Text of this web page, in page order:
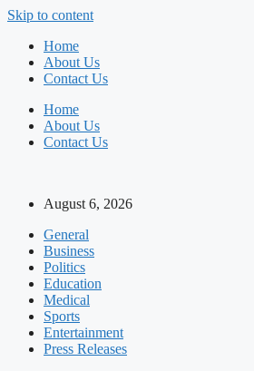
Skip to content
Home
About Us
Contact Us
Home
About Us
Contact Us
August 6, 2026
General
Business
Politics
Education
Medical
Sports
Entertainment
Press Releases